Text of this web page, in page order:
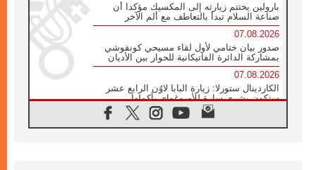
بارولين يختتم زيارته إلى المكسيك مؤكدا أن
صناعة السلام تبدأ بالتعاطف مع ألم الآخر
07.08.2026
صدور بيان ختامي لأول لقاء مسيحي كونفوشي
بمشاركة الدائرة الفاتيكانية للحوار بين الأديان
07.08.2026
الكاردينال ستورلا: زيارة البابا لاوُن الرابع عشر
ستكون بشرى سارة للأوروغواي بأكملها
الفاتيكان يعلن برنامج الزيارة الرسولية للبابا لاوُن